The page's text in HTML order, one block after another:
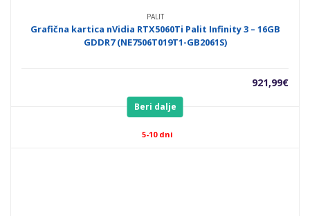
PALIT
Grafična kartica nVidia RTX5060Ti Palit Infinity 3 – 16GB
GDDR7 (NE7506T019T1-GB2061S)
921,99€
Beri dalje
5-10 dni